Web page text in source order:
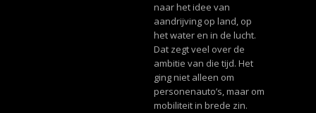
naar het idee van
aandrijving op land, op
het water en in de lucht.
Dat zegt veel over de
ambitie van die tijd. Het
ging niet alleen om
personenauto’s, maar om
mobiliteit in brede zin.